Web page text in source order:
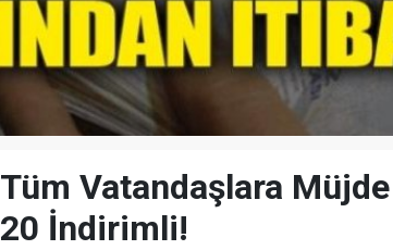
Tüm Vatandaşlara
20 İndirimli!